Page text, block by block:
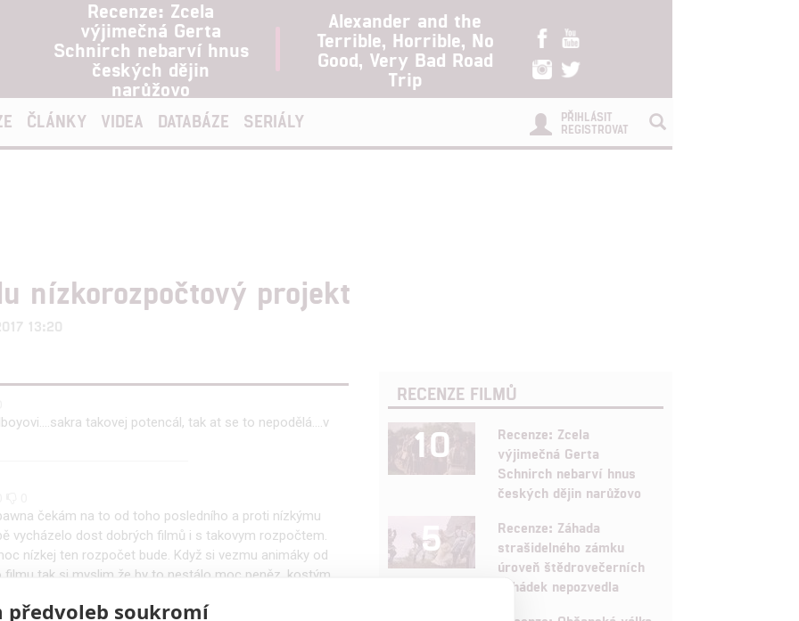
Recenze: Zcela
výjimečná Gerta
Schnirch nebarví hnus
českých dějin
narůžovo
Alexander and the
Terrible, Horrible, No
Good, Very Bad Road
Trip
ČLÁNKY VIDEA DATABÁZE SERIÁLY
PŘIHLÁSIT
REGISTROVAT
nízkorozpočtový projekt
13:20
takovej potencál, tak at se to nepodělá....v
čekám na to od toho posledního a proti nízkýmu
vycházelo dost dobrých filmů i s takovym rozpočtem.
nízkej ten rozpočet bude. Když si vezmu animáky od
filmu tak si myslim že by to nestálo moc peněz, kostým
jako od HBO) narozdíl od brnění v prvnim filmu ale ten
efekty by se dali uplatnit) a ten plášť hraje
RECENZE FILMŮ
10
Recenze: Zcela
výjimečná Gerta
Schnirch nebarví hnus
českých dějin narůžovo
5
Recenze: Záhada
strašidelného zámku
úroveň štědrovečerních
pohádek nepozvedla
předvoleb soukromí